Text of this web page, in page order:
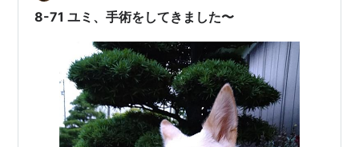
す。 今回避妊手術をお願いした病院は、これまで避妊・
8-71 ユミ、手術をしてきました〜